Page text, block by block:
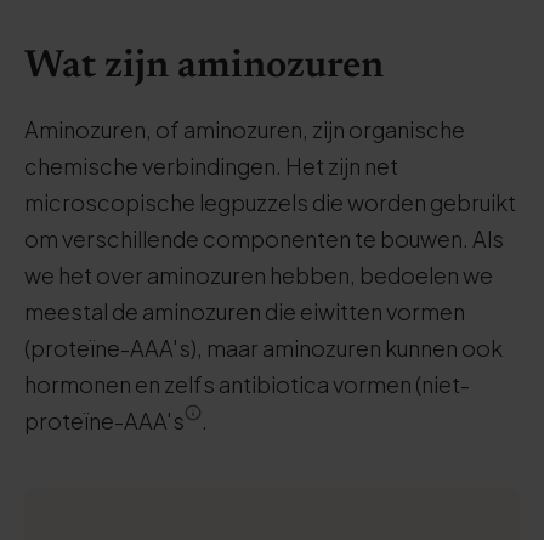
Wat zijn aminozuren
Aminozuren, of aminozuren, zijn organische
chemische verbindingen. Het zijn net
microscopische legpuzzels die worden gebruikt
om verschillende componenten te bouwen. Als
we het over aminozuren hebben, bedoelen we
meestal de aminozuren die eiwitten vormen
(proteïne-AAA's), maar aminozuren kunnen ook
hormonen en zelfs antibiotica vormen (niet-
proteïne-AAA's
.